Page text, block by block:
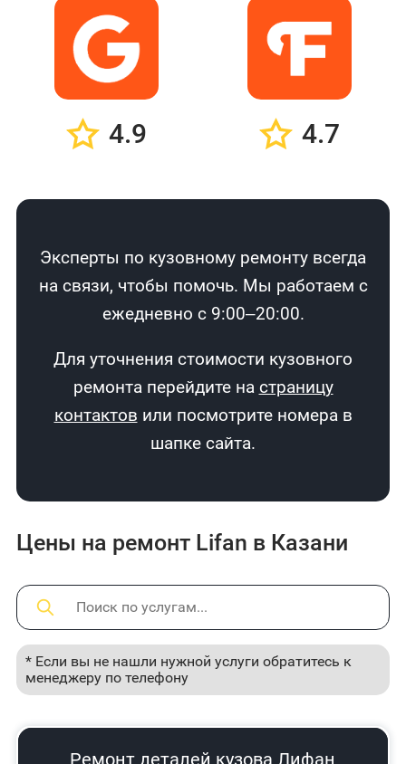
4.9 4.7
Эксперты по кузовному ремонту всегда
на связи, чтобы помочь. Мы работаем с
ежедневно с 9:00–20:00.
Для уточнения стоимости кузовного
ремонта перейдите на страницу
контактов или посмотрите номера в
шапке сайта.
Цены на ремонт Lifan в Казани
* Если вы не нашли нужной услуги обратитесь к
менеджеру по телефону
Ремонт деталей кузова Лифан